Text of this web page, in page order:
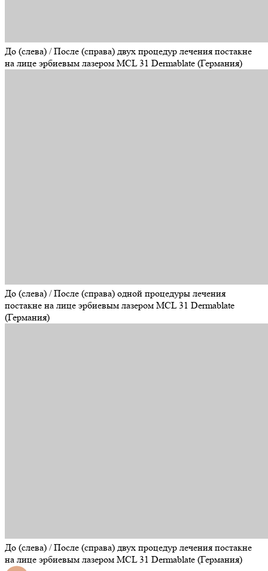
До (слева) / После (справа) двух процедур лечения постакне
на лице эрбиевым лазером MCL 31 Dermablate (Германия)
До (слева) / После (справа) одной процедуры лечения
постакне на лице эрбиевым лазером MCL 31 Dermablate
(Германия)
До (слева) / После (справа) двух процедур лечения постакне
на лице эрбиевым лазером MCL 31 Dermablate (Германия)